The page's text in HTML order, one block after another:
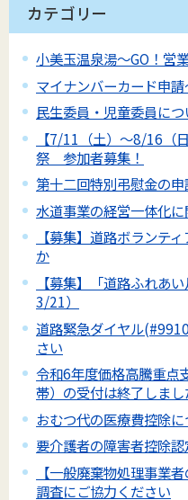
カテゴリー
小美玉温泉湯～GO！営
マイナンバーカード申
民生委員・児童委員につ
【7/11（土）～8/16（
祭 参加者募集！
第十二回特別弔慰金の
水道事業の経営一体化
【募集】道路ボランテ
か
【募集】「道路ふれあ
3/21）
道路緊急ダイヤル
さい
令和6年度価格高騰重点
帯）の受付は終了しまし
おむつ代の医療費控除に
要介護者の障害者控除
【一般廃棄物処理事業
調査にご協力ください